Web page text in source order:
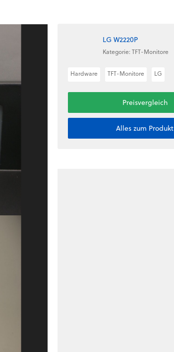
LG W2220P
Kategorie: TFT-Monitore
Hardware TFT-Monitore LG
Preisvergleich
Alles zum Produkt